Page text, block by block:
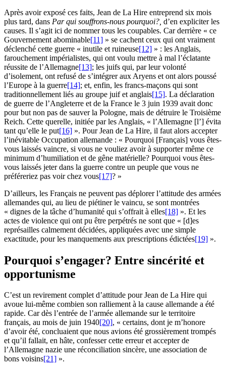
Après avoir exposé ces faits, Jean de La Hire entreprend six mois
plus tard, dans Par qui souffrons-nous pourquoi?, d’en expliciter les
causes. Il s’agit ici de nommer tous les coupables. Car derrière « ce
Gouvernement abominable[11] » se cachent ceux qui ont vraiment
déclenché cette guerre « inutile et ruineuse[12] » : les Anglais,
farouchement impérialistes, qui ont voulu mettre à mal l’éclatante
réussite de l’Allemagne[13]; les juifs qui, par leur volonté
d’isolement, ont refusé de s’intégrer aux Aryens et ont alors poussé
l’Europe à la guerre[14]; et, enfin, les francs-maçons qui sont
traditionnellement liés au groupe juif et anglais[15]. La déclaration
de guerre de l’Angleterre et de la France le 3 juin 1939 avait donc
pour but non pas de sauver la Pologne, mais de détruire le Troisième
Reich. Cette querelle, initiée par les Anglais, « l’Allemagne [l’] évita
tant qu’elle le put[16] ». Pour Jean de La Hire, il faut alors accepter
l’inévitable Occupation allemande : « Pourquoi [Français] vous êtes-
vous laissés vaincre, si vous ne vouliez avoir à supporter même ce
minimum d’humiliation et de gêne matérielle? Pourquoi vous êtes-
vous laissés jeter dans la guerre contre un peuple que vous ne
préféreriez pas voir chez vous[17]? »
D’ailleurs, les Français ne peuvent pas déplorer l’attitude des armées
allemandes qui, au lieu de piétiner le vaincu, se sont montrées
« dignes de la tâche d’humanité qui s’offrait à elles[18] ». Et les
actes de violence qui ont pu être perpétrés ne sont que « [d]es
représailles calmement décidées, appliquées avec une simple
exactitude, pour les manquements aux prescriptions édictées[19] ».
Pourquoi s’engager? Entre sincérité et
opportunisme
C’est un revirement complet d’attitude pour Jean de La Hire qui
avoue lui-même combien son ralliement à la cause allemande a été
rapide. Car dès l’entrée de l’armée allemande sur le territoire
français, au mois de juin 1940[20], « certains, dont je m’honore
d’avoir été, concluaient que nous avions été grossièrement trompés
et qu’il fallait, en hâte, confesser cette erreur et accepter de
l’Allemagne nazie une réconciliation sincère, une association de
bons voisins[21] ».